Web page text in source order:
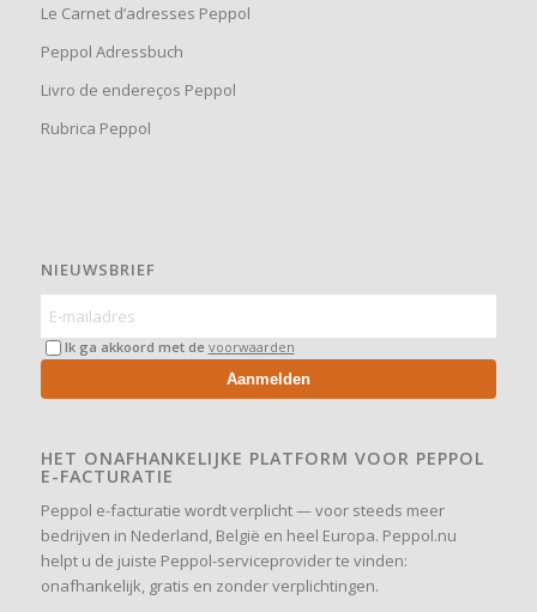
Le Carnet d’adresses Peppol
Peppol Adressbuch
Livro de endereços Peppol
Rubrica Peppol
NIEUWSBRIEF
Ik ga akkoord met de voorwaarden
Aanmelden
HET ONAFHANKELIJKE PLATFORM VOOR PEPPOL
E-FACTURATIE
Peppol e-facturatie wordt verplicht — voor steeds meer
bedrijven in Nederland, België en heel Europa. Peppol.nu
helpt u de juiste Peppol-serviceprovider te vinden:
onafhankelijk, gratis en zonder verplichtingen.